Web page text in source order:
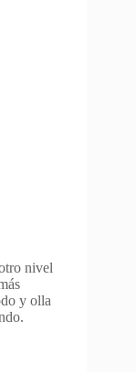
nivel
y olla